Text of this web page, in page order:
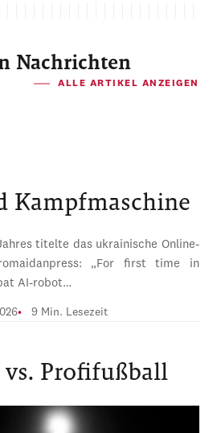
Nachrichten
ALLE ARTIKEL ANZEIGEN
Kampfmaschine
titelte das ukrainische Online-
„For first time in
AI-robot…
9 Min. Lesezeit
Profifußball